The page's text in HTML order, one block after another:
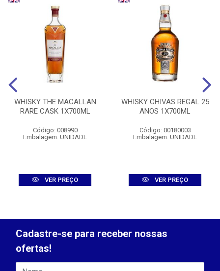
WHISKY THE MACALLAN
RARE CASK 1X700ML
Código: 008990
Embalagem: UNIDADE
VER PREÇO
WHISKY CHIVAS REGAL 25
ANOS 1X700ML
Código: 00180003
Embalagem: UNIDADE
VER PREÇO
Cadastre-se para receber nossas
ofertas!